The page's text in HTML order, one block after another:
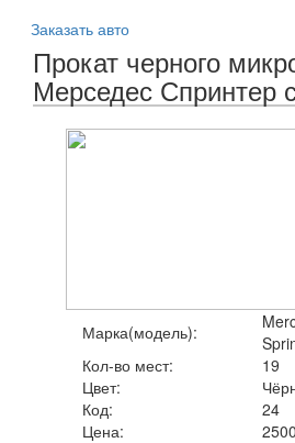
Заказать авто
Прокат черного
Мерседес Спринтер
Марка(модель):
Кол-во мест:
19
Цвет:
Код:
24
Цена:
2500